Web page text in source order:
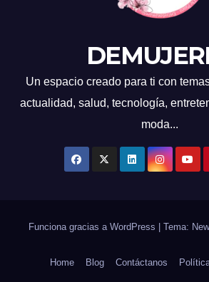
Un espacio creado para ti con
actualidad, salud, tecnología,
moda...
Funciona gracias a WordPress Tema:
Home Blog Contáctanos